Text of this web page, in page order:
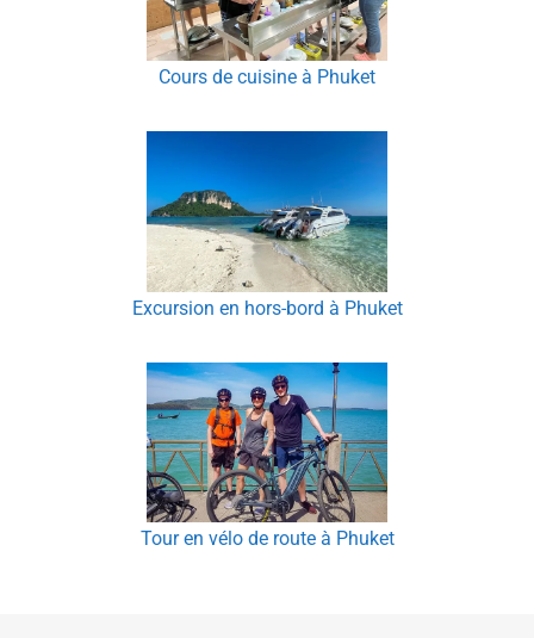
Cours de cuisine à Phuket
Excursion en hors-bord à Phuket
Tour en vélo de route à Phuket